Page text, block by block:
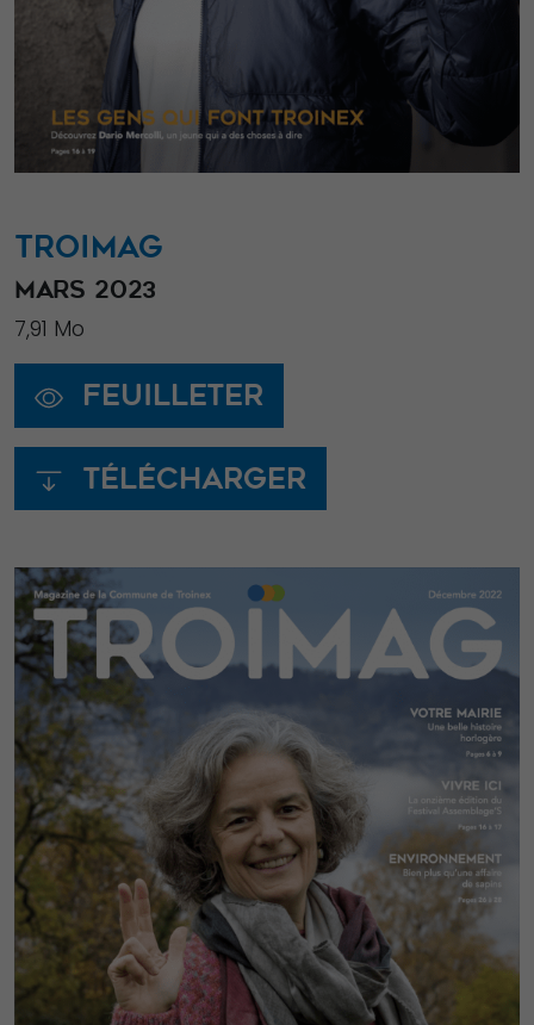
TROIMAG
MARS 2023
7,91 Mo
Feuilleter
Télécharger